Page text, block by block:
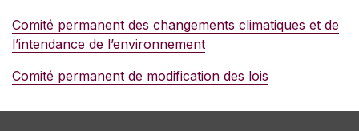
Comité permanent des changements climatiques et de
l’intendance de l’environnement
Comité permanent de modification des lois